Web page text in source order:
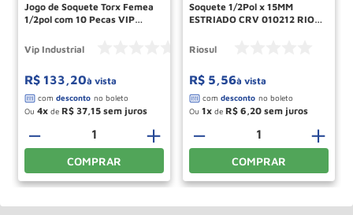
Jogo de Soquete Torx Femea
1/2pol com 10 Pecas VIP
Vip Industrial
R$ 133,20à vista
Ou 4 de R$ 37,15
＋
－
COMPRAR
Soquete 1/2Pol x 15MM
ESTRIADO CRV 010212 RIO
Riosul
R$ 5,56à vista
Ou 1 de R$ 6,20
＋
－
COMPRAR